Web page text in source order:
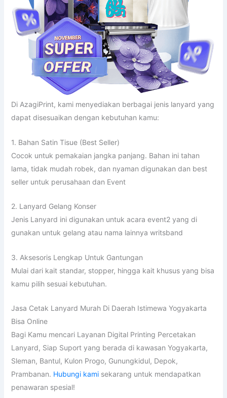
Di AzagiPrint, kami menyediakan berbagai jenis lanyard yang
dapat disesuaikan dengan kebutuhan kamu:
1. Bahan Satin Tisue (Best Seller)
Cocok untuk pemakaian jangka panjang. Bahan ini tahan
lama, tidak mudah robek, dan nyaman digunakan dan best
seller untuk perusahaan dan Event
2. Lanyard Gelang Konser
Jenis Lanyard ini digunakan untuk acara event2 yang di
gunakan untuk gelang atau nama lainnya writsband
3. Aksesoris Lengkap Untuk Gantungan
Mulai dari kait standar, stopper, hingga kait khusus yang bisa
kamu pilih sesuai kebutuhan.
Jasa Cetak Lanyard Murah Di Daerah Istimewa Yogyakarta
Bisa Online
Bagi Kamu mencari Layanan Digital Printing Percetakan
Lanyard, Siap Suport yang berada di kawasan Yogyakarta,
Sleman, Bantul, Kulon Progo, Gunungkidul, Depok,
Prambanan. Hubungi kamisekarang untuk mendapatkan
penawaran spesial!